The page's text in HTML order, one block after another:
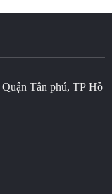
Tân phú, TP Hồ